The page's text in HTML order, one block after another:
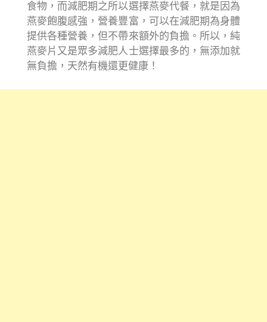
食物，而減肥期之所以選擇燕麥代餐，就是因為
燕麥飽腹感強，營養豐富，可以在減肥期為身體
提供各種營養，但不帶來額外的負擔。所以，純
燕麥片又是眾多減肥人士選擇最多的，無添加就
無負擔，天然有機還更健康！